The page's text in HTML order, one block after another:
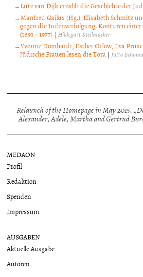
Lutz van Dijk erzählt die Geschichte der
Manfred Gailus (Hg.): Elisabeth Schmitz
gegen die Judenverfolgung. Konturen einer
(1893 – 1977) | Hildegart Stellmacher
Yvonne Domhardt, Esther Orlow, Eva
Jüdische Frauen lesen die Tora | Jutta
Relaunch of the Homepage in May 2015.
Alexander, Adele, Martha and Gertrud
MEDAON
Profil
Redaktion
Spenden
Impressum
AUSGABEN
Aktuelle Ausgabe
Autoren